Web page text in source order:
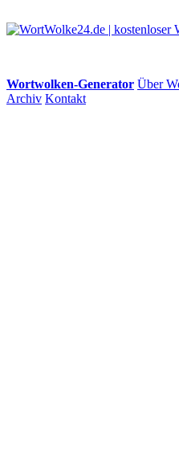
Wortwolken-Generator Über
Archiv Kontakt